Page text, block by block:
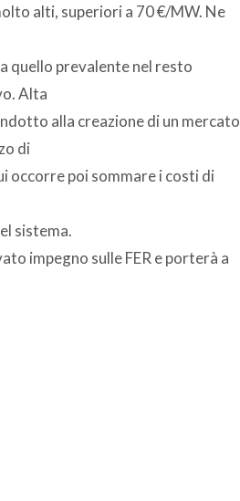
alti, superiori a 70 €/MW. Ne
quello prevalente nel resto
Alta
alla creazione di un mercato
di
occorre poi sommare i costi di
sistema.
impegno sulle FER e porterà a